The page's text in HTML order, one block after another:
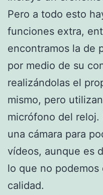
Pero a todo esto
funciones extra,
encontramos la de
por medio de su
realizándolas el
mismo, pero
micrófono del
una cámara para
vídeos, aunque es
lo que no podemos
calidad.